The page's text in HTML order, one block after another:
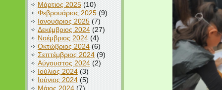
Μάρτιος 2025(10)
Φεβρουάριος 2025(9)
Ιανουάριος 2025(7)
Δεκέμβριος 2024(27)
Νοέμβριος 2024(4)
Οκτώβριος 2024(6)
Σεπτέμβριος 2024(9)
Αύγουστος 2024(2)
Ιούλιος 2024(3)
Ιούνιος 2024(5)
Μάιος 2024(7)